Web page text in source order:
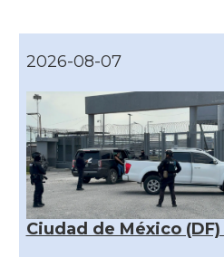
2026-08-07
Ciudad de México